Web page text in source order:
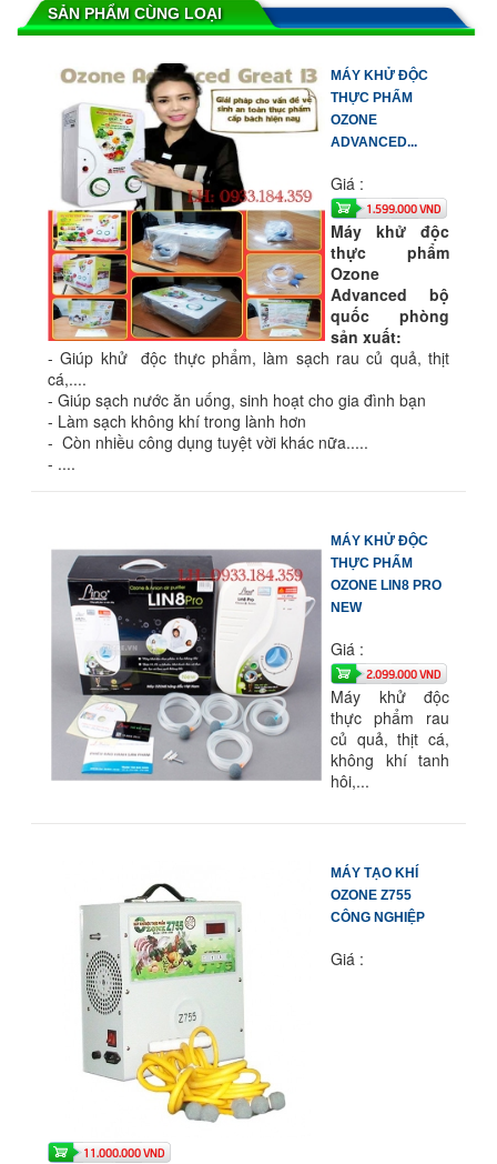
SẢN PHẨM CÙNG LOẠI
MÁY KHỬ ĐỘC
THỰC PHẨM
OZONE
ADVANCED...
Giá :
1.599.000 VND
Máy khử độc
thực phẩm
Ozone
Advanced bộ
quốc phòng
sản xuất:
- Giúp khử độc thực phẩm, làm sạch rau củ quả, thịt
cá,....
- Giúp sạch nước ăn uống, sinh hoạt cho gia đình bạn
- Làm sạch không khí trong lành hơn
- Còn nhiều công dụng tuyệt vời khác nữa.....
- ....
MÁY KHỬ ĐỘC
THỰC PHẨM
OZONE LIN8 PRO
NEW
Giá :
2.099.000 VND
Máy khử độc
thực phẩm rau
củ quả, thịt cá,
không khí tanh
hôi,...
MÁY TẠO KHÍ
OZONE Z755
CÔNG NGHIỆP
Giá :
11.000.000 VND